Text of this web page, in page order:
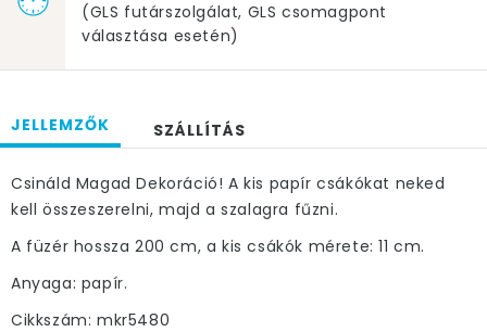
(GLS futárszolgálat, GLS csomagpont
választása esetén)
JELLEMZŐK SZÁLLÍTÁS
Csináld Magad Dekoráció! A kis papír csákókat neked
kell összeszerelni, majd a szalagra fűzni.
A füzér hossza 200 cm, a kis csákók mérete: 11 cm.
Anyaga: papír.
Cikkszám: mkr5480